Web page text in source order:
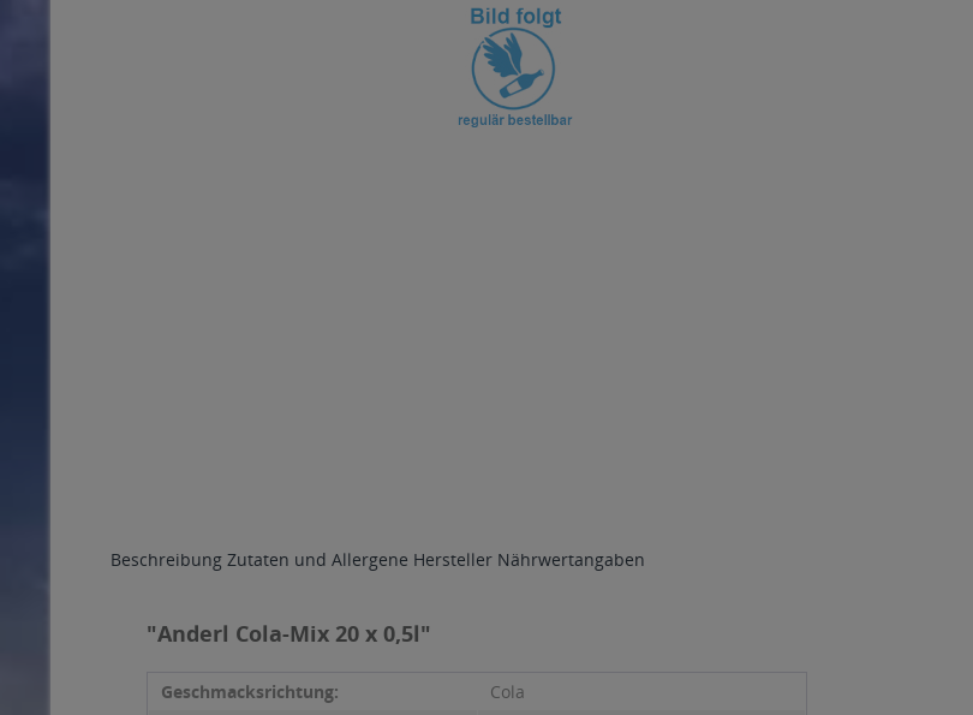
Beschreibung Zutaten und Allergene Hersteller Nährwertangaben
"Anderl Cola-Mix 20 x 0,5l"
Geschmacksrichtung:
Cola